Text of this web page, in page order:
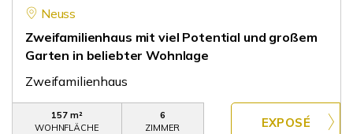
Neuss
Zweifamilienhaus mit viel Potential und großem
Garten in beliebter Wohnlage
Zweifamilienhaus
157 m²
WOHNFLÄCHE
6
ZIMMER